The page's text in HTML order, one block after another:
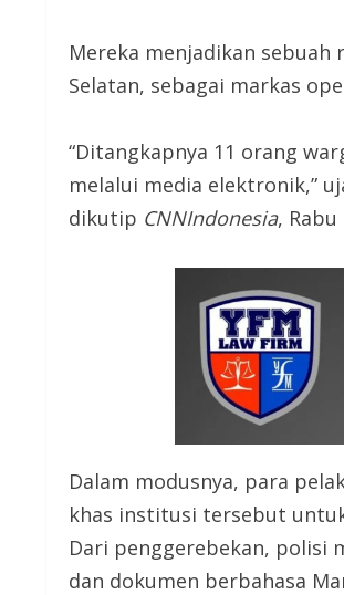
Mereka menjadikan sebuah
Selatan, sebagai markas
“Ditangkapnya 11 orang
melalui media elektronik,”
dikutip CNNIndonesia, Rabu
Dalam modusnya, para
khas institusi tersebut
Dari penggerebekan, polisi
dan dokumen berbahasa